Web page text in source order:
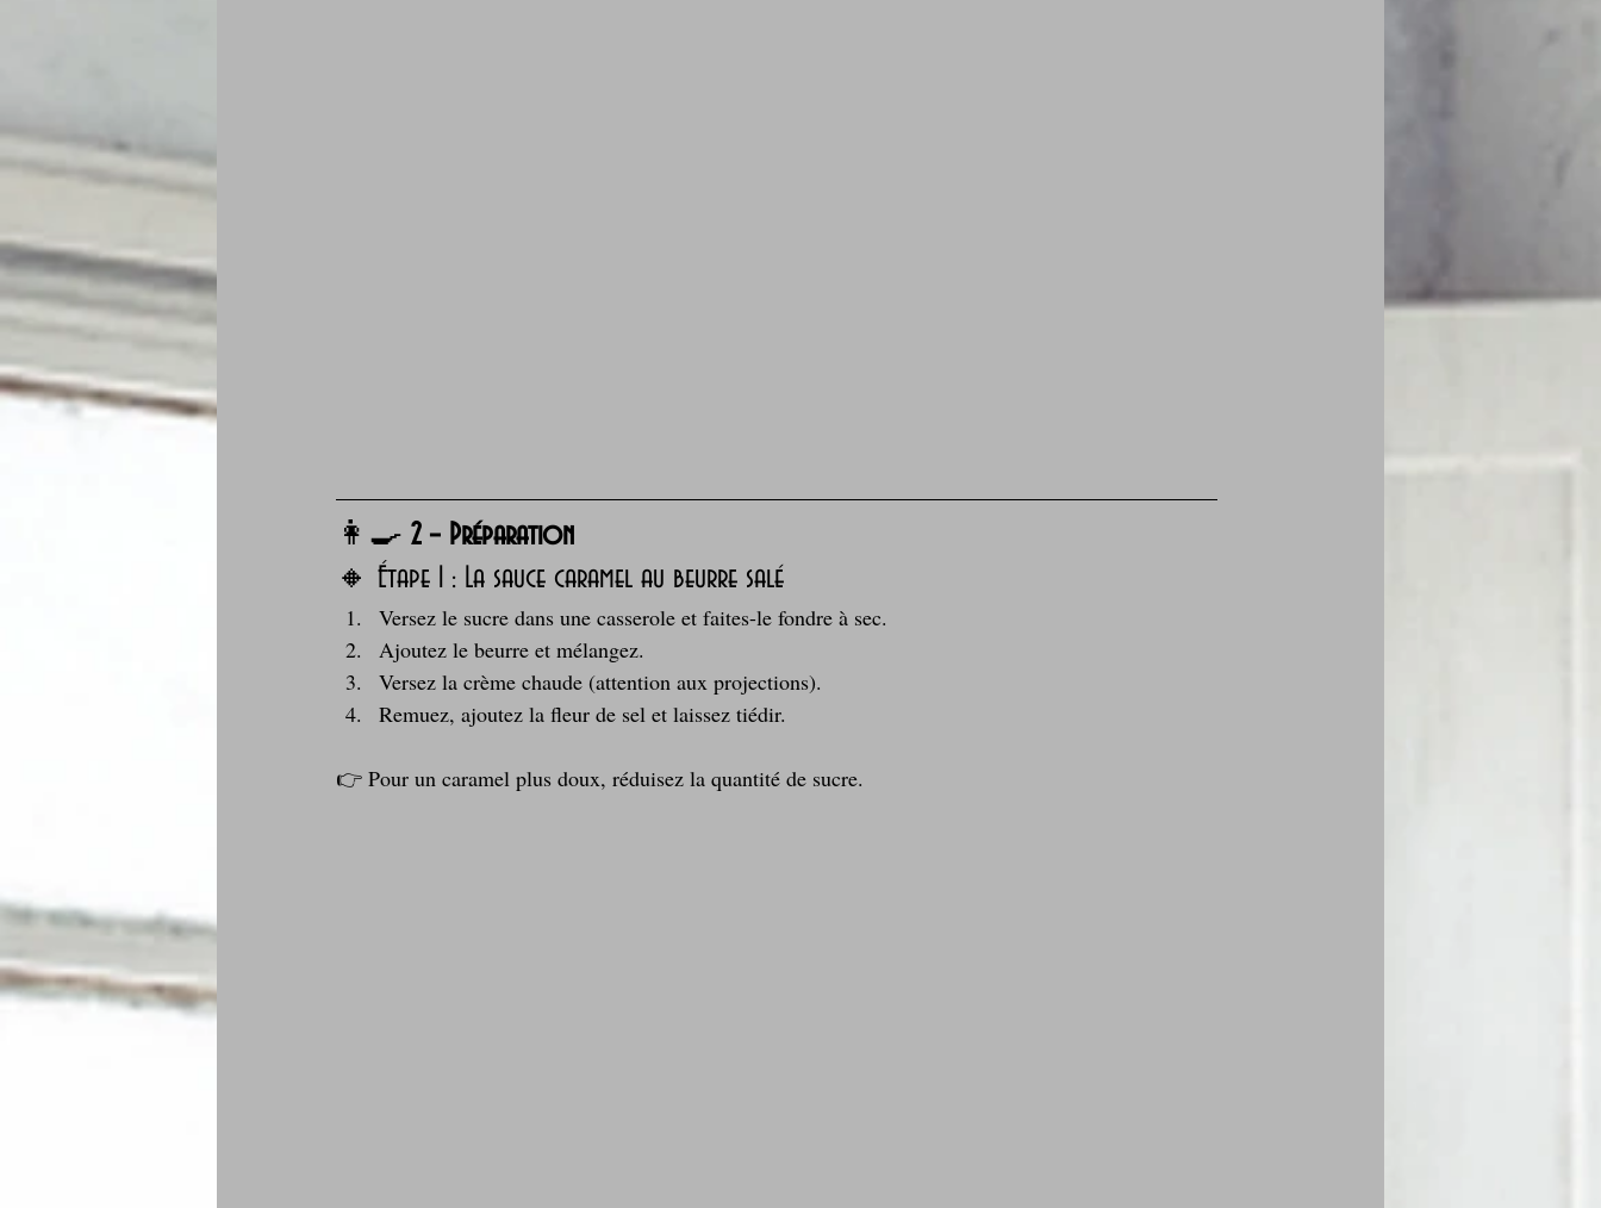
👩‍🍳 2 – Préparation
🔸 Étape 1 : La sauce caramel au beurre salé
Versez le sucre dans une casserole et faites-le fondre à sec.
Ajoutez le beurre et mélangez.
Versez la crème chaude (attention aux projections).
Remuez, ajoutez la fleur de sel et laissez tiédir.
👉 Pour un caramel plus doux, réduisez la quantité de sucre.